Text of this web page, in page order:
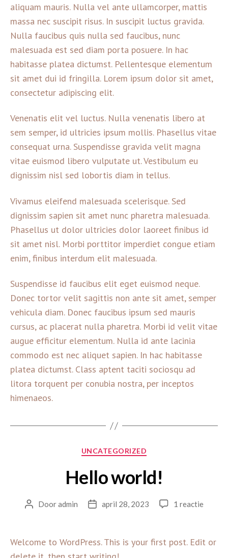
aliquam mauris. Nulla vel ante ullamcorper, mattis
massa nec suscipit risus. In suscipit luctus gravida.
Nulla faucibus quis nulla sed faucibus, nunc
malesuada est sed diam porta posuere. In hac
habitasse platea dictumst. Pellentesque elementum
sit amet dui id fringilla. Lorem ipsum dolor sit amet,
consectetur adipiscing elit.
Venenatis elit vel luctus. Nulla venenatis libero at
sem semper, id ultricies ipsum mollis. Phasellus vitae
consequat urna. Suspendisse gravida velit magna
vitae euismod libero vulputate ut. Vestibulum eu
dignissim nisl sed lobortis diam in tellus.
Vivamus eleifend malesuada scelerisque. Sed
dignissim sapien sit amet nunc pharetra malesuada.
Phasellus ut dolor ultricies dolor laoreet finibus id
sit amet nisl. Morbi porttitor imperdiet congue etiam
enim, finibus interdum elit malesuada.
Suspendisse id faucibus elit eget euismod neque.
Donec tortor velit sagittis non ante sit amet, semper
vehicula diam. Donec faucibus ipsum sed mauris
cursus, ac placerat nulla pharetra. Morbi id velit vitae
augue efficitur elementum. Nulla id ante lacinia
commodo est nec aliquet sapien. In hac habitasse
platea dictumst. Class aptent taciti sociosqu ad
litora torquent per conubia nostra, per inceptos
himenaeos.
Categorieën
UNCATEGORIZED
Hello world!
Berichtauteur
Dooradmin Berichtdatum
april 28, 2023 1 reactieop
Welcome to WordPress. This is your first post. Edit or